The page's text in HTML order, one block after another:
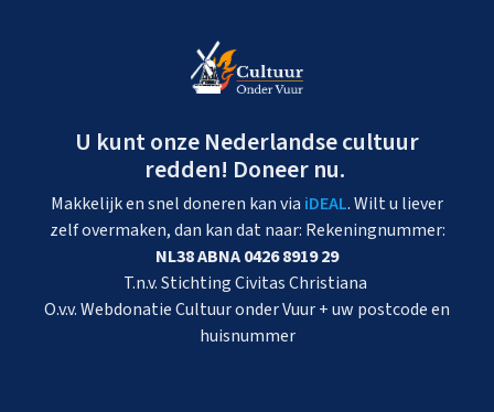
U kunt onze Nederlandse cultuur
redden! Doneer nu.
Makkelijk en snel doneren kan via iDEAL. Wilt u liever
zelf overmaken, dan kan dat naar: Rekeningnummer:
NL38 ABNA 0426 8919 29
T.n.v. Stichting Civitas Christiana
O.v.v. Webdonatie Cultuur onder Vuur + uw postcode en
huisnummer